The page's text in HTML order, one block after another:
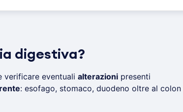
digestiva?
verificare eventuali alterazionipresenti
: esofago, stomaco, duodeno oltre al colon